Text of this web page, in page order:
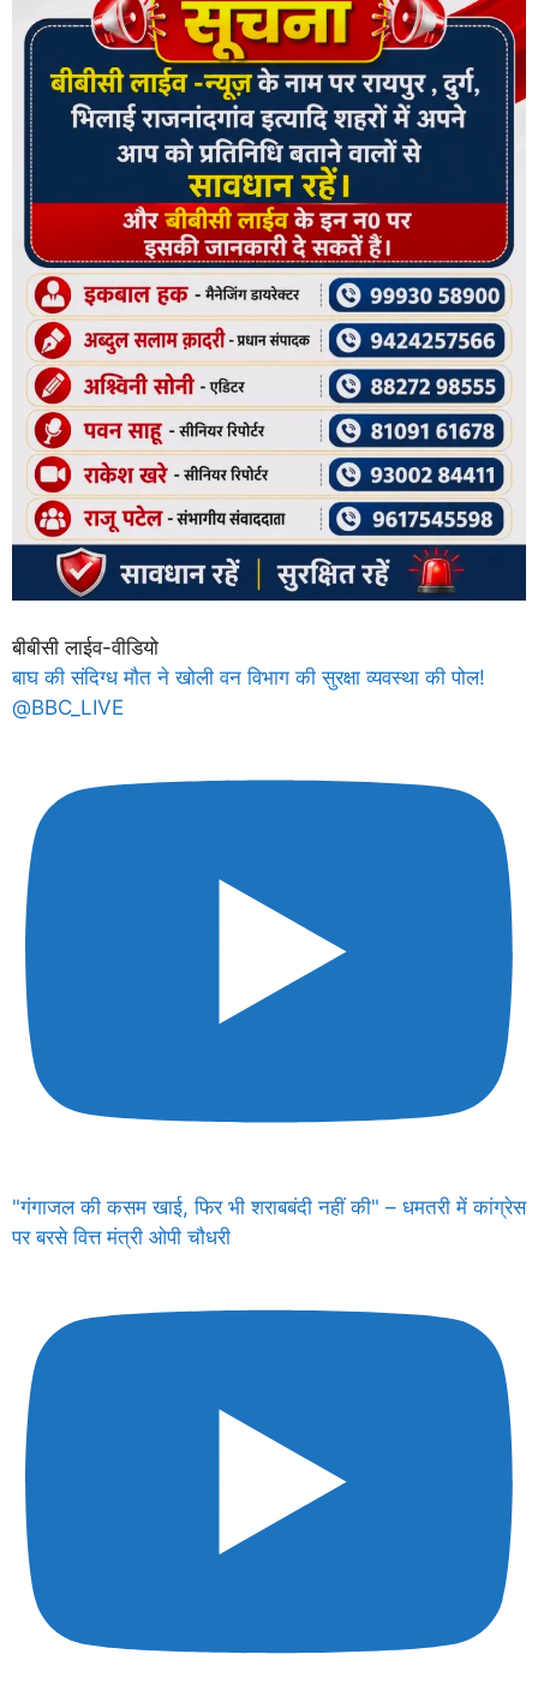
बीबीसी लाईव-वीडियो
बाघ की संदिग्ध मौत ने खोली वन विभाग की सुरक्षा व्यवस्था की पोल!
@BBC_LIVE
"गंगाजल की कसम खाई, फिर भी शराबबंदी नहीं की" – धमतरी में कांग्रेस
पर बरसे वित्त मंत्री ओपी चौधरी